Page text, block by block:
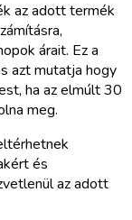
az adott termék
árait. Ez a
azt mutatja hogy
ha az elmúlt 30
meg.
és
az adott